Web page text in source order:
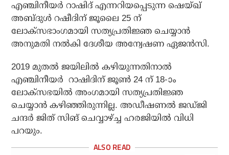
എഞ്ചിനീയർ റാഷിദ് എന്നറിയപ്പെടുന്ന ഷെയ്ഖ്
അബ്ദുൾ റഷീദിന് ജൂലൈ 25 ന്
ലോക്സഭാംഗമായി സത്യപ്രതിജ്ഞ ചെയ്യാൻ
അനുമതി നൽകി ദേശീയ അന്വേഷണ ഏജൻസി.
2019 മുതൽ ജയിലിൽ കഴിയുന്നതിനാൽ
എഞ്ചിനീയർ റാഷിദിന് ജൂൺ 24 ന് 18-ാം
ലോക്‌സഭയിൽ അംഗമായി സത്യപ്രതിജ്ഞ
ചെയ്യാൻ കഴിഞ്ഞിരുന്നില്ല. അഡീഷണൽ ജഡ്‌ജി
ചന്ദർ ജിത് സിങ് ചെവ്വാഴ്ച്ച ഹരജിയിൽ വിധി
പറയും.